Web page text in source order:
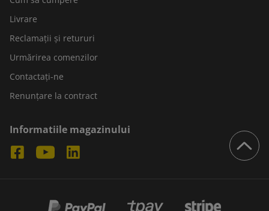
Livrare
Reclamații și retururi
Urmărirea comenzilor
Contactați-ne
Renunțare la contract
Informatiile magazinului